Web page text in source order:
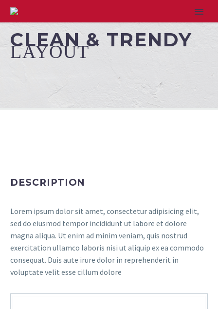
CLEAN & TRENDY
LAYOUT
DESCRIPTION
Lorem ipsum dolor sit amet, consectetur adipisicing elit,
sed do eiusmod tempor incididunt ut labore et dolore
magna aliqua. Ut enim ad minim veniam, quis nostrud
exercitation ullamco laboris nisi ut aliquip ex ea commodo
consequat. Duis aute irure dolor in reprehenderit in
voluptate velit esse cillum dolore